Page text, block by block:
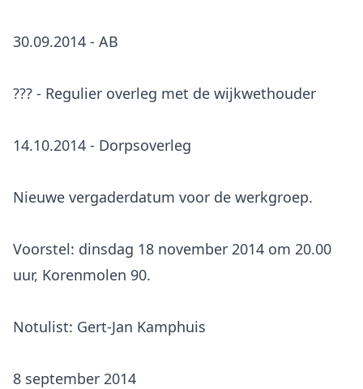
30.09.2014 - AB
??? - Regulier overleg met de wijkwethouder
14.10.2014 - Dorpsoverleg
Nieuwe vergaderdatum voor de werkgroep.
Voorstel: dinsdag 18 november 2014 om 20.00
uur, Korenmolen 90.
Notulist: Gert-Jan Kamphuis
8 september 2014